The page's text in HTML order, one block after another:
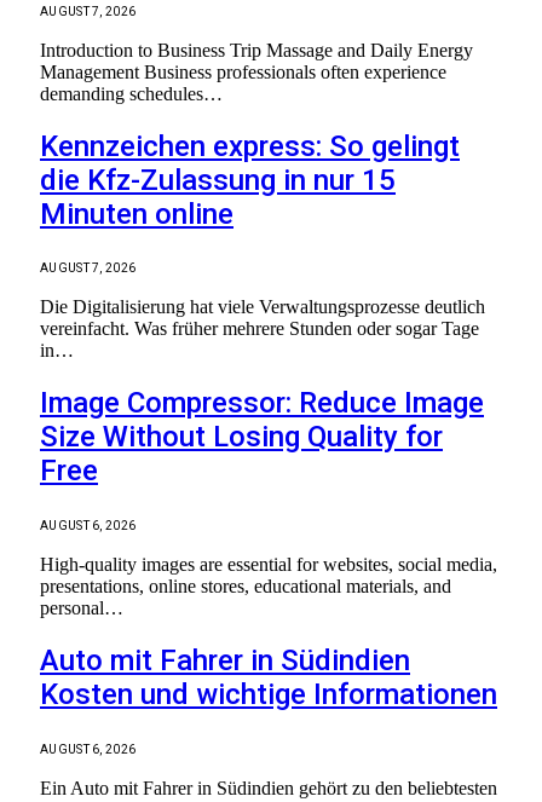
AUGUST 7, 2026
Introduction to Business Trip Massage and Daily Energy
Management Business professionals often experience
demanding schedules…
Kennzeichen express: So gelingt
die Kfz-Zulassung in nur 15
Minuten online
AUGUST 7, 2026
Die Digitalisierung hat viele Verwaltungsprozesse deutlich
vereinfacht. Was früher mehrere Stunden oder sogar Tage
in…
Image Compressor: Reduce Image
Size Without Losing Quality for
Free
AUGUST 6, 2026
High-quality images are essential for websites, social media,
presentations, online stores, educational materials, and
personal…
Auto mit Fahrer in Südindien
Kosten und wichtige Informationen
AUGUST 6, 2026
Ein Auto mit Fahrer in Südindien gehört zu den beliebtesten